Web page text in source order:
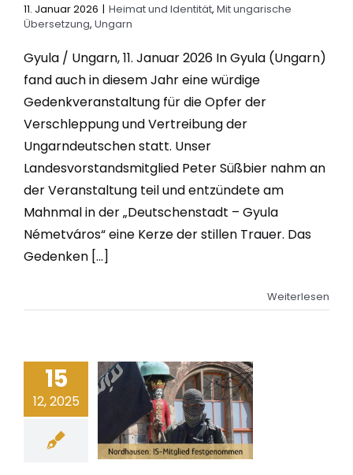
11. Januar 2026 | Heimat und Identität, Mit ungarische
Übersetzung, Ungarn
Gyula / Ungarn, 11. Januar 2026 In Gyula (Ungarn)
fand auch in diesem Jahr eine würdige
Gedenkveranstaltung für die Opfer der
Verschleppung und Vertreibung der
Ungarndeutschen statt. Unser
Landesvorstandsmitglied Peter Süßbier nahm an
der Veranstaltung teil und entzündete am
Mahnmal in der „Deutschenstadt – Gyula
Németváros“ eine Kerze der stillen Trauer. Das
Gedenken [...]
Weiterlesen
15
12, 2025